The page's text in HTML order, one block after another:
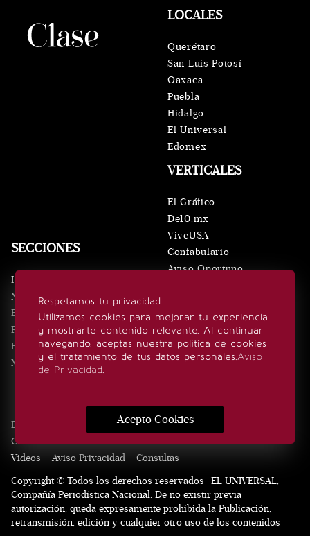
Respetamos tu privacidad
Utilizamos cookies para mejorar tu experiencia
y mostrarte contenido relevante. Al continuar
navegando, aceptas nuestra política de cookies
y el tratamiento de tus datos personales.Aviso
de Privacidad.
Acepto Cookies
SECCIONES
Inicio
Noticias
Eventos
Realeza
Estilo de vida
Minuto x Minuto
VERTICALES
El Gráfico
De10.mx
ViveUSA
Confabulario
Aviso Oportuno
LOCALES
Querétaro
San Luis Potosí
Oaxaca
Puebla
Hidalgo
El Universal
Edomex
SÍGUENOS
Edición Impresa Noticias Quiénes somos
Contacto
Directorio Eventos Publicidad
Estilo de vida
Videos
Aviso Privacidad
Consultas
Copyright © Todos los derechos reservados | EL UNIVERSAL,
Compañía Periodística Nacional. De no existir previa
autorización, queda expresamente prohibida la Publicación,
retransmisión, edición y cualquier otro uso de los contenidos